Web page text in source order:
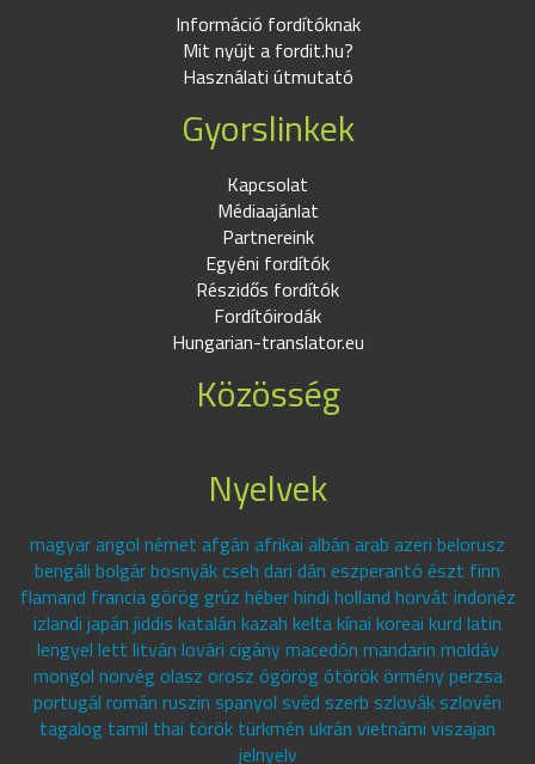
Információ fordítóknak
Mit nyújt a fordit.hu?
Használati útmutató
Gyorslinkek
Kapcsolat
Médiaajánlat
Partnereink
Egyéni fordítók
Részidős fordítók
Fordítóirodák
Hungarian-translator.eu
Közösség
Nyelvek
magyar angol német afgán afrikai albán arab azeri belorusz
bengáli bolgár bosnyák cseh dari dán eszperantó észt finn
flamand francia görög grúz héber hindi holland horvát indonéz
izlandi japán jiddis katalán kazah kelta kínai koreai kurd latin
lengyel lett litván lovári cigány macedón mandarin moldáv
mongol norvég olasz orosz ógörög ótörök örmény perzsa
portugál román ruszin spanyol svéd szerb szlovák szlovén
tagalog tamil thai török türkmén ukrán vietnámi viszajan
jelnyelv